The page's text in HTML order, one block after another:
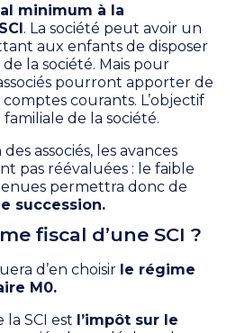
minimum à la
. La société peut avoir un
aux enfants de disposer
la société. Mais pour
pourront apporter de
courants. L’objectif
de la société.
associés, les avances
pas réévaluées : le faible
permettra donc de
succession.
fiscal d’une SCI ?
d’en choisir le régime
M0.
la SCI est l’impôt sur le